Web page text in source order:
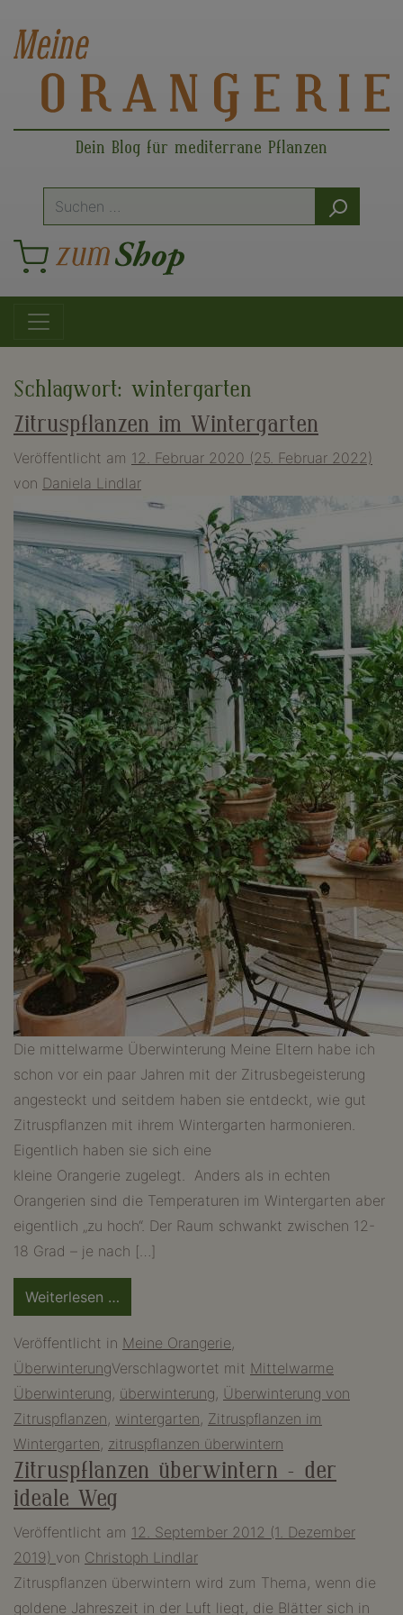
Dein Blog für mediterrane Pflanzen
Suche
nach:
Hauptnavigation
Schlagwort: wintergarten
Zitruspflanzen im Wintergarten
Veröffentlicht am 12. Februar 2020 (25. Februar 2022)
von Daniela Lindlar
Die mittelwarme Überwinterung Meine Eltern habe ich
schon vor ein paar Jahren mit der Zitrusbegeisterung
angesteckt und seitdem haben sie entdeckt, wie gut
Zitruspflanzen mit ihrem Wintergarten harmonieren.
Eigentlich haben sie sich eine
kleine Orangerie zugelegt. Anders als in echten
Orangerien sind die Temperaturen im Wintergarten aber
eigentlich „zu hoch“. Der Raum schwankt zwischen 12-
18 Grad – je nach […]
Weiterlesen …
Zitruspflanzen
im
Wintergarten
Veröffentlicht in Meine Orangerie,
ÜberwinterungVerschlagwortet mit Mittelwarme
Überwinterung, überwinterung, Überwinterung von
Zitruspflanzen, wintergarten, Zitruspflanzen im
Wintergarten, zitruspflanzen überwintern
Zitruspflanzen überwintern – der
ideale Weg
Veröffentlicht am 12. September 2012 (1. Dezember
2019) von Christoph Lindlar
Zitruspflanzen überwintern wird zum Thema, wenn die
goldene Jahreszeit in der Luft liegt, die Blätter sich in